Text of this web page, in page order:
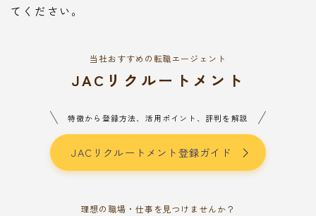
てください。
当社おすすめの転職エージェント
JACリクルートメント
特徴から登録方法、活用ポイント、評判を解説
JACリクルートメント登録ガイド
理想の職場・仕事を見つけませんか？